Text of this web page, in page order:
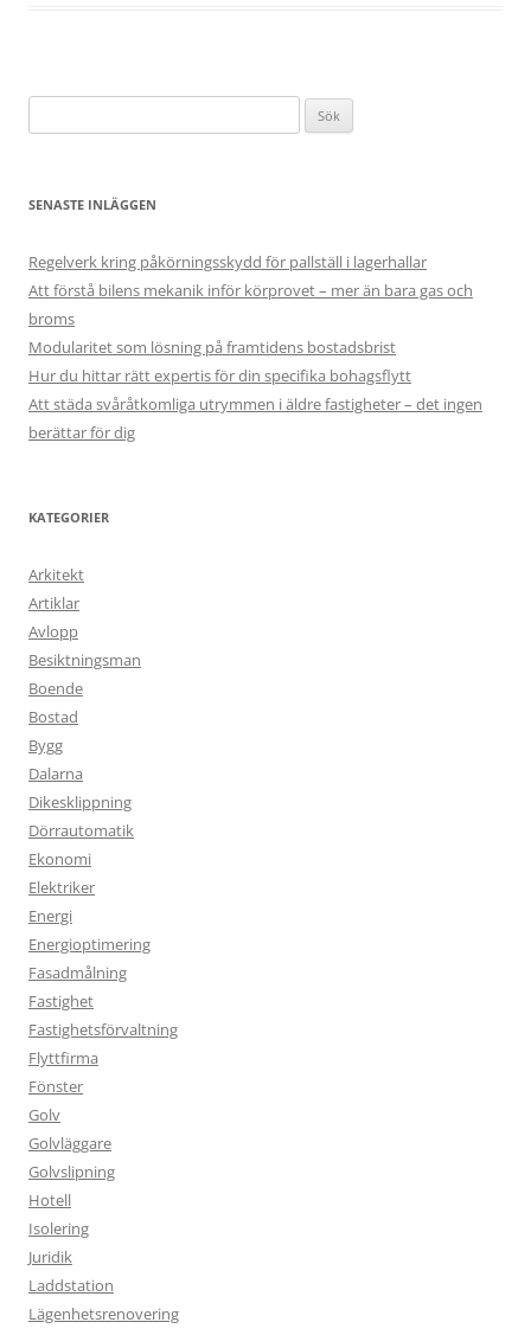
efter:
SENASTE INLÄGGEN
Regelverk kring påkörningsskydd för pallställ i lagerhallar
Att förstå bilens mekanik inför körprovet – mer än bara gas och
broms
Modularitet som lösning på framtidens bostadsbrist
Hur du hittar rätt expertis för din specifika bohagsflytt
Att städa svåråtkomliga utrymmen i äldre fastigheter – det ingen
berättar för dig
KATEGORIER
Arkitekt
Artiklar
Avlopp
Besiktningsman
Boende
Bostad
Bygg
Dalarna
Dikesklippning
Dörrautomatik
Ekonomi
Elektriker
Energi
Energioptimering
Fasadmålning
Fastighet
Fastighetsförvaltning
Flyttfirma
Fönster
Golv
Golvläggare
Golvslipning
Hotell
Isolering
Juridik
Laddstation
Lägenhetsrenovering